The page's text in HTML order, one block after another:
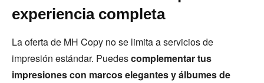
experiencia completa
La oferta de MH Copy no se limita a servicios de
impresión estándar. Puedescomplementar tus
impresiones con marcos elegantes y álbumes de